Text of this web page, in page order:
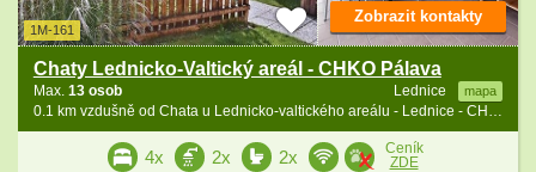
1M-161
Chaty Lednicko-Valtický areál - CHKO Pálava
Lednice mapa
Max. 13 osob
0.1 km vzdušně od Chata u Lednicko-valtického areálu - Lednice - CHKO Soutok
Zobrazit kontakty
4x 2x 2x
Ceník
ZDE